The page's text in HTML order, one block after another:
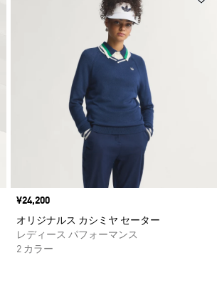
価格
¥24,200
オリジナルス カシミヤ セーター
レディース パフォーマンス
2 カラー